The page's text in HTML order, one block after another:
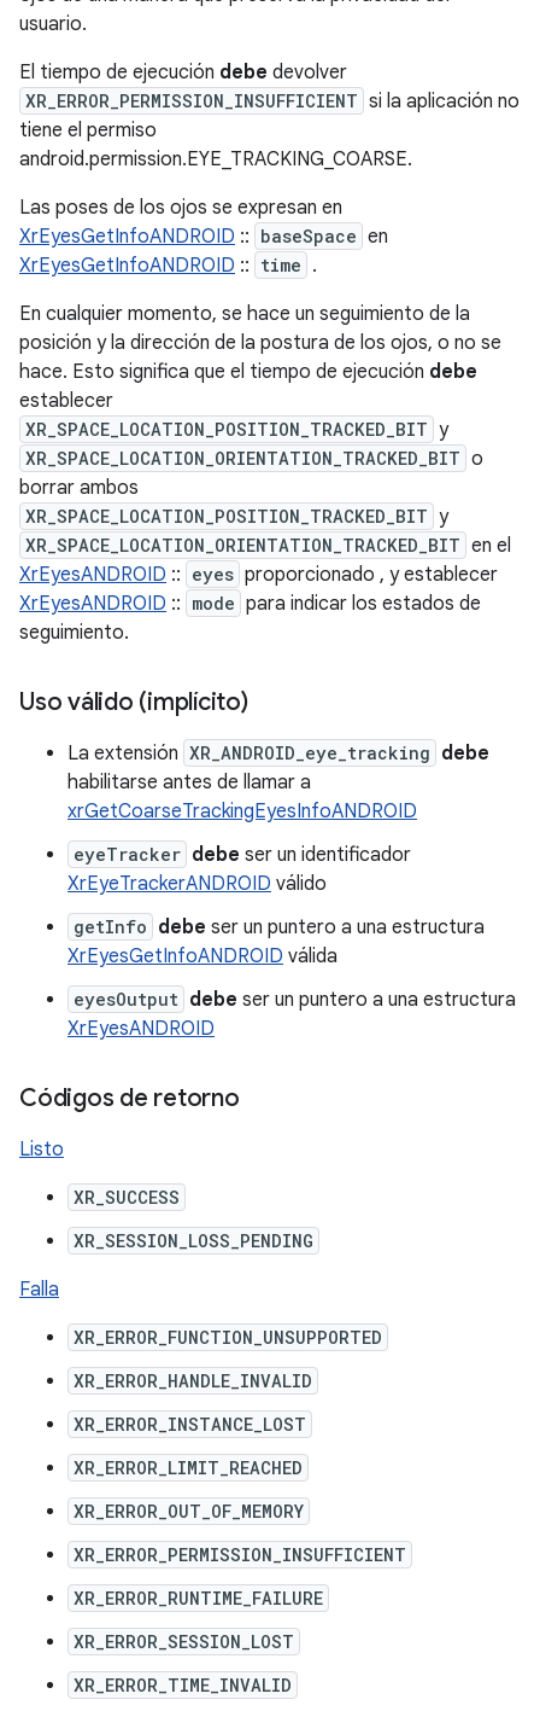
usuario.
El tiempo de ejecución debe devolver
XR_ERROR_PERMISSION_INSUFFICIENT si la aplicación no
tiene el permiso
android.permission.EYE_TRACKING_COARSE.
Las poses de los ojos se expresan en
XrEyesGetInfoANDROID :: baseSpace en
XrEyesGetInfoANDROID :: time .
En cualquier momento, se hace un seguimiento de la
posición y la dirección de la postura de los ojos, o no se
hace. Esto significa que el tiempo de ejecución debe
establecer
XR_SPACE_LOCATION_POSITION_TRACKED_BIT y
XR_SPACE_LOCATION_ORIENTATION_TRACKED_BIT o
borrar ambos
XR_SPACE_LOCATION_POSITION_TRACKED_BIT y
XR_SPACE_LOCATION_ORIENTATION_TRACKED_BIT en el
XrEyesANDROID :: eyes proporcionado , y establecer
XrEyesANDROID :: mode para indicar los estados de
seguimiento.
Uso válido (implícito)
La extensión XR_ANDROID_eye_tracking debe
habilitarse antes de llamar a
xrGetCoarseTrackingEyesInfoANDROID
eyeTracker debe ser un identificador
XrEyeTrackerANDROID válido
getInfo debe ser un puntero a una estructura
XrEyesGetInfoANDROID válida
eyesOutput debe ser un puntero a una estructura
XrEyesANDROID
Códigos de retorno
Listo
XR_SUCCESS
XR_SESSION_LOSS_PENDING
Falla
XR_ERROR_FUNCTION_UNSUPPORTED
XR_ERROR_HANDLE_INVALID
XR_ERROR_INSTANCE_LOST
XR_ERROR_LIMIT_REACHED
XR_ERROR_OUT_OF_MEMORY
XR_ERROR_PERMISSION_INSUFFICIENT
XR_ERROR_RUNTIME_FAILURE
XR_ERROR_SESSION_LOST
XR_ERROR_TIME_INVALID